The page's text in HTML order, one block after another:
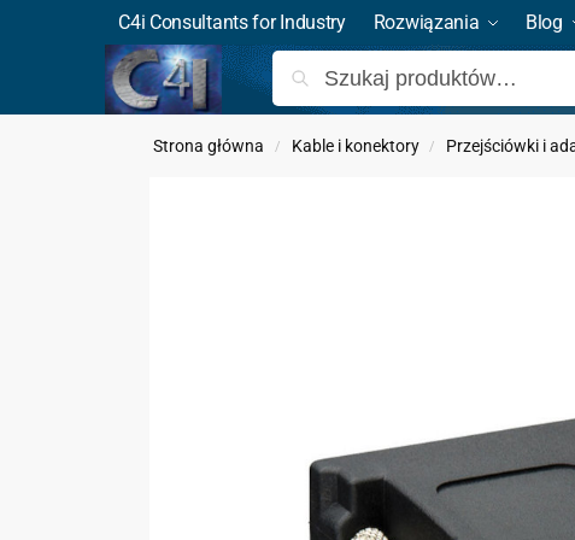
C4i Consultants for Industry Rozwiązania Blog
Strona główna / Kable i konektory / Przejściówki i